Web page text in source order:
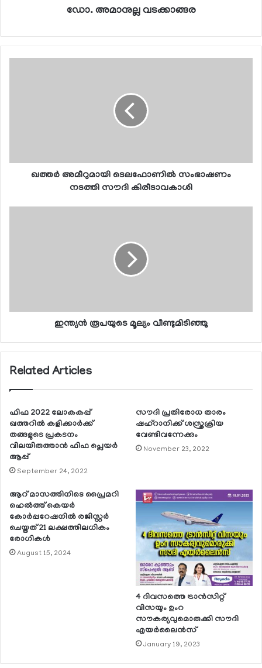
ഡോ. അമാനുല്ല വടക്കാങ്ങര
ഖത്തര്‍ അമീറുമായി ടെലഫോണില്‍ സംഭാഷണം
നടത്തി സൗദി കിരീടാവകാശി
ഇന്ത്യന്‍ രൂപയുടെ മൂല്യം വീണ്ടുമിടിഞ്ഞു
Related Articles
ഫിഫ 2022 ലോകകപ്പ്
ഖത്തറില്‍ കളിക്കാര്‍ക്ക്
തങ്ങളുടെ പ്രകടനം
വിലയിരുത്താന്‍ ഫിഫ പ്ലെയര്‍
ആപ്പ്
September 24, 2022
സൗദി പ്രതിരോധ താരം
ഷഹ്റാനിക്ക് ശസ്ത്രക്രിയ
വേണ്ടിവന്നേക്കും
November 23, 2022
ആറ് മാസത്തിനിടെ പ്രൈമറി
ഹെല്‍ത്ത് കെയര്‍
കോര്‍പ്പറേഷനില്‍ രജിസ്റ്റര്‍
ചെയ്തത് 21 ലക്ഷത്തിലധികം
രോഗികള്‍
August 15, 2024
4 ദിവസത്തെ ട്രാന്‍സിറ്റ്
വിസയും ഉംറ
സൗകര്യവുമൊരുക്കി സൗദി
എയര്‍ലൈന്‍സ്
January 19, 2023